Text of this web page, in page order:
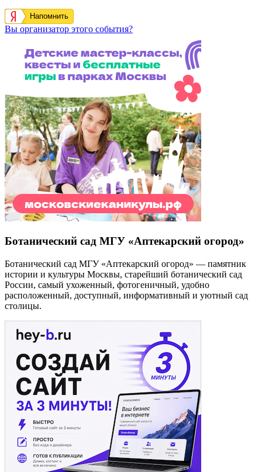
Напомнить
Вы организатор этого события?
Ботанический сад МГУ «Аптекарский огород»
Ботанический сад МГУ «Аптекарский огород» — памятник
истории и культуры Москвы, старейший ботанический сад
России, самый ухоженный, фотогеничный, удобно
расположенный, доступный, информативный и уютный сад
столицы.